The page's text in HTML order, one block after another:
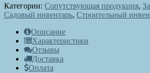
Категории: Сопутствующая продукция,
Садовый инвентарь, Строительный
Описание
Характеристики
Отзывы
Доставка
Оплата